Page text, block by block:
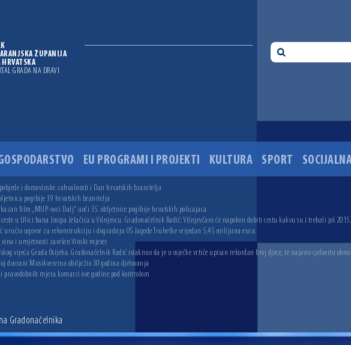
ŽUPANIJA
GRADA NA DRAVI
EU PROGRAMI I PROJEKTI KULTURA SPORT
i domovinske zahvalnosti i Dan hrvatskih branitelja
pogibije 39 hrvatskih branitelja
film „MUP-ovci Dalj“ uoči 35. obljetnice pogibije hrvatskih policajaca
u Ulici bana Josipa Jelačića u Višnjevcu. Gradonačelnik Radić: Višnjevčani će napokon dobiti cestu kakvu su i trebali još
uručio ugovor za rekonstrukciju i dogradnju OŠ Jagode Truhelke vrijedan 5,45 milijuna eura
i umjetnosti završen Vinski mjesec
vijeća Grada Osijeka. Gradonačelnik Radić istaknuo da je u osječke vrtiće upisan rekordan broj djece, te najavio cjelovitu
dvorani Musikvereina obilježio 30 godina djelovanja
pravodobnih mjera komarci ove godine pod kontrolom
Gradonačelnika